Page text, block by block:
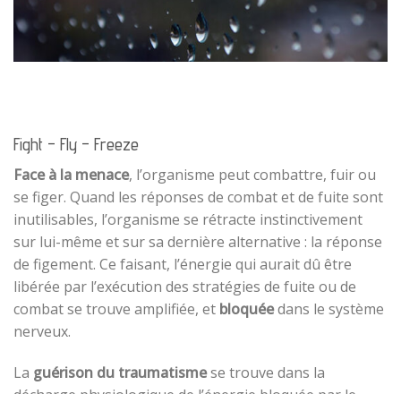
Fight – Fly – Freeze
Face à la menace, l’organisme peut combattre, fuir ou
se figer. Quand les réponses de combat et de fuite sont
inutilisables, l’organisme se rétracte instinctivement
sur lui-même et sur sa dernière alternative : la réponse
de figement. Ce faisant, l’énergie qui aurait dû être
libérée par l’exécution des stratégies de fuite ou de
combat se trouve amplifiée, et bloquéedans le système
nerveux.
La guérison du traumatismese trouve dans la